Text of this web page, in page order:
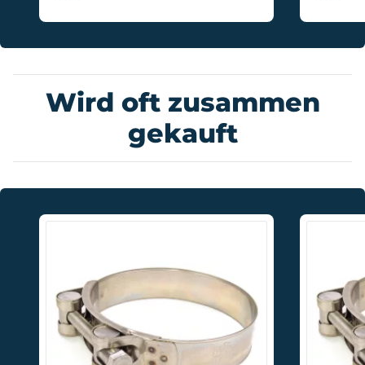
Wird oft zusammen
gekauft